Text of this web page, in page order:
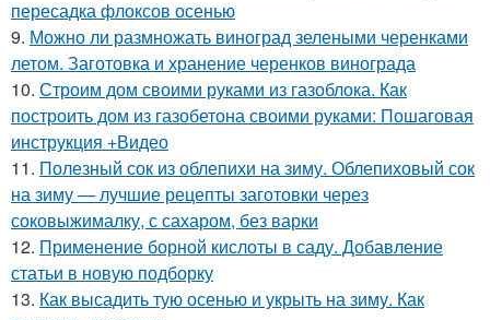
пересадка флоксов осенью
9. Можно ли размножать виноград зелеными черенками
летом. Заготовка и хранение черенков винограда
10. Строим дом своими руками из газоблока. Как
построить дом из газобетона своими руками: Пошаговая
инструкция +Видео
11. Полезный сок из облепихи на зиму. Облепиховый сок
на зиму — лучшие рецепты заготовки через
соковыжималку, с сахаром, без варки
12. Применение борной кислоты в саду. Добавление
статьи в новую подборку
13. Как высадить тую осенью и укрыть на зиму. Как